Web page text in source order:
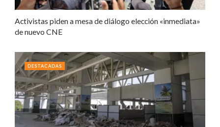
Activistas piden a mesa de diálogo elección «inmediata»
de nuevo CNE
DESTACADAS